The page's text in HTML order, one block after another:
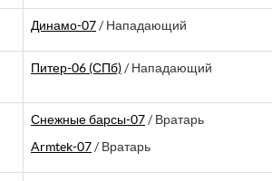
Динамо-07 / Нападающий
Питер-06 (СПб) / Нападающий
Снежные барсы-07 / Вратарь
Armtek-07 / Вратарь